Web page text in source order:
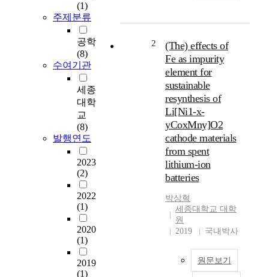
(1)
주제분류
공학
(8)
수여기관
세종
대학
교
(8)
발행연도
2023
(2)
2022
(1)
2020
(1)
2019
(1)
2
(The) effects of
Fe as impurity
element for
sustainable
resynthesis of
Li[Ni1-x-
yCoxMny]O2
cathode materials
from spent
lithium-ion
batteries
박상혁
세종대학교 대학
원
2019
국내박사
원문보기